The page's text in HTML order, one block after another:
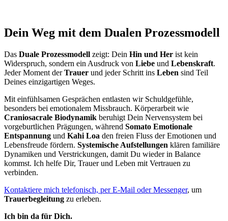
Dein Weg mit dem Dualen Prozessmodell
Das Duale Prozessmodell zeigt: Dein Hin und Her ist kein
Widerspruch, sondern ein Ausdruck von Liebe und Lebenskraft.
Jeder Moment derTrauer und jeder Schritt ins Leben sind Teil
Deines einzigartigen Weges.
Mit einfühlsamen Gesprächen entlasten wir Schuldgefühle,
besonders bei emotionalem Missbrauch. Körperarbeit wie
Craniosacrale Biodynamik beruhigt Dein Nervensystem bei
vorgeburtlichen Prägungen, während Somato Emotionale
Entspannung und Kahi Loa den freien Fluss der Emotionen und
Lebensfreude fördern. Systemische Aufstellungen klären familiäre
Dynamiken und Verstrickungen, damit Du wieder in Balance
kommst. Ich helfe Dir, Trauer und Leben mit Vertrauen zu
verbinden.
Kontaktiere mich telefonisch, per E-Mail oder Messenger, um
Trauerbegleitung zu erleben.
Ich bin da für Dich.